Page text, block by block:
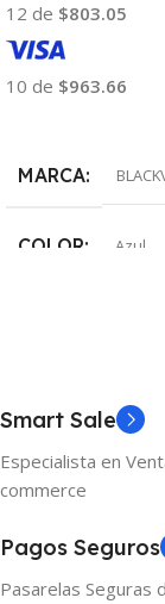
12 de $803.05
10 de $963.66
MARCA
COLOR Azul
Smart Sale
Especialista en
commerce
Pagos Seguros
Pasarelas Seguras